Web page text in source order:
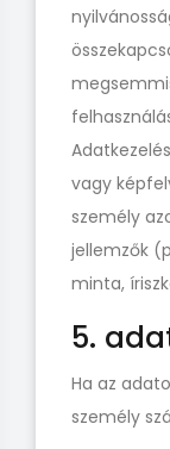
vagy
személy
jellemzők
minta,
5.
Ha az
személy